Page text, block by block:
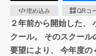
埋め込み
QRコ
２年前から開始した、
クール。 そのスクー
要望により、 今年度